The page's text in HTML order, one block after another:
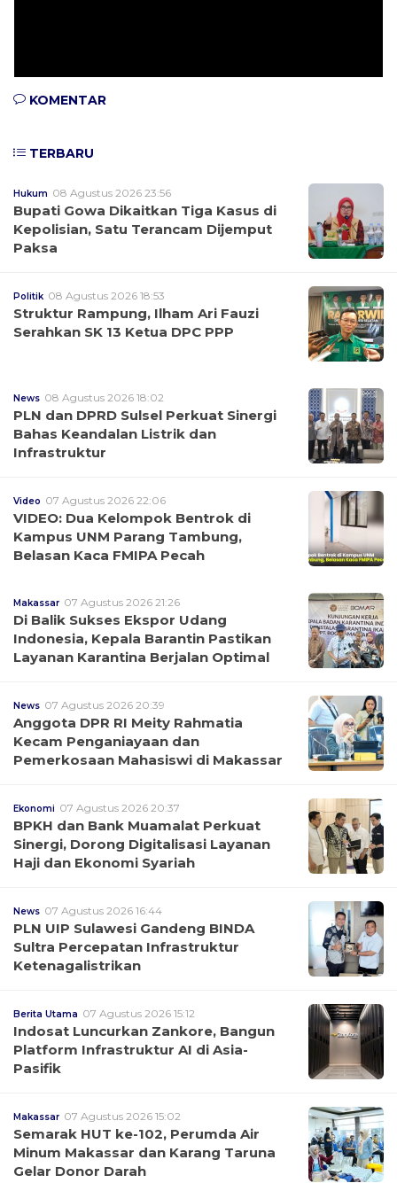
KOMENTAR
TERBARU
Hukum 08 Agustus 2026 23:56
Bupati Gowa Dikaitkan Tiga Kasus di
Kepolisian, Satu Terancam Dijemput
Paksa
Politik 08 Agustus 2026 18:53
Struktur Rampung, Ilham Ari Fauzi
Serahkan SK 13 Ketua DPC PPP
News 08 Agustus 2026 18:02
PLN dan DPRD Sulsel Perkuat Sinergi
Bahas Keandalan Listrik dan
Infrastruktur
Video 07 Agustus 2026 22:06
VIDEO: Dua Kelompok Bentrok di
Kampus UNM Parang Tambung,
Belasan Kaca FMIPA Pecah
Makassar 07 Agustus 2026 21:26
Di Balik Sukses Ekspor Udang
Indonesia, Kepala Barantin Pastikan
Layanan Karantina Berjalan Optimal
News 07 Agustus 2026 20:39
Anggota DPR RI Meity Rahmatia
Kecam Penganiayaan dan
Pemerkosaan Mahasiswi di Makassar
Ekonomi 07 Agustus 2026 20:37
BPKH dan Bank Muamalat Perkuat
Sinergi, Dorong Digitalisasi Layanan
Haji dan Ekonomi Syariah
News 07 Agustus 2026 16:44
PLN UIP Sulawesi Gandeng BINDA
Sultra Percepatan Infrastruktur
Ketenagalistrikan
Berita Utama 07 Agustus 2026 15:12
Indosat Luncurkan Zankore, Bangun
Platform Infrastruktur AI di Asia-
Pasifik
Makassar 07 Agustus 2026 15:02
Semarak HUT ke-102, Perumda Air
Minum Makassar dan Karang Taruna
Gelar Donor Darah